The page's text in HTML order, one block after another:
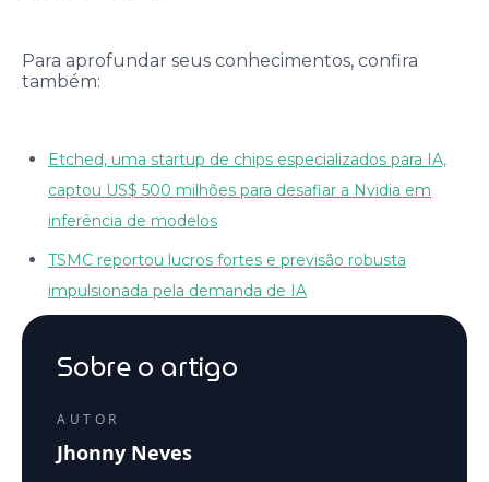
Para aprofundar seus conhecimentos, confira
também:
Etched, uma startup de chips especializados para IA,
captou US$ 500 milhões para desafiar a Nvidia em
inferência de modelos
TSMC reportou lucros fortes e previsão robusta
impulsionada pela demanda de IA
Sobre o artigo
AUTOR
Jhonny Neves